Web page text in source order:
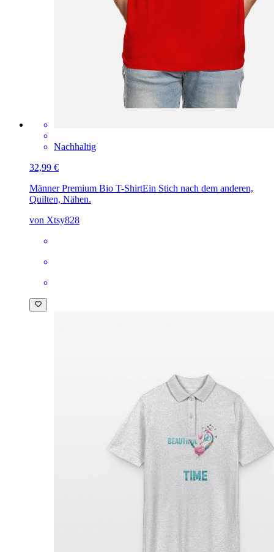
Nachhaltig
32,99 €
Männer Premium Bio T-ShirtEin Stich nach dem anderen,
Quilten, Nähen.
von Xtsy828